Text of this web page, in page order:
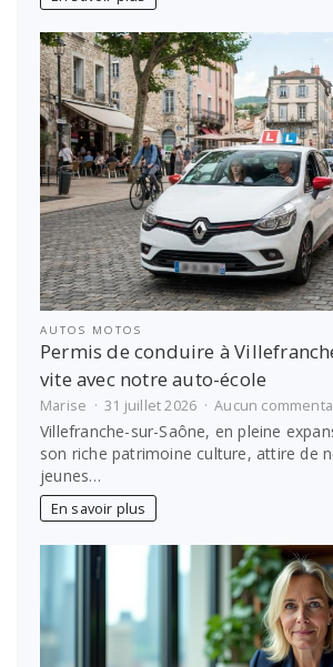
AUTOS MOTOS
Permis de conduire à
vite avec notre auto-école
Marise 31 juillet 2026 Aucun
Villefranche-sur-Saône, en pleine
son riche patrimoine culture, attire de
jeunes…
En savoir plus